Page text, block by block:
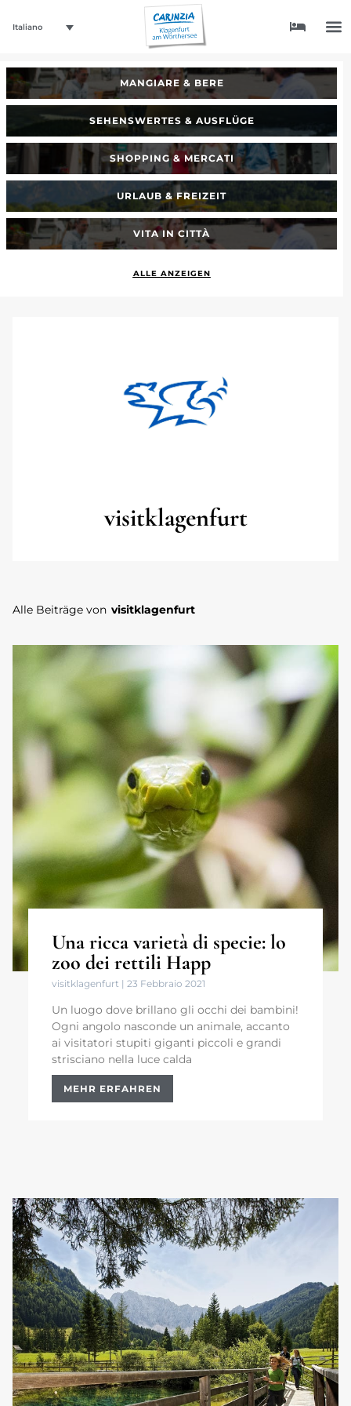
Italiano
visitklagenfurt
Alle Beiträge von visitklagenfurt
Una ricca varietà di specie: lo
zoo dei rettili Happ
visitklagenfurt 23 Febbraio 2021
Un luogo dove brillano gli occhi dei bambini!
Ogni angolo nasconde un animale, accanto
ai visitatori stupiti giganti piccoli e grandi
strisciano nella luce calda
MEHR ERFAHREN
MANGIARE & BERE
SEHENSWERTES & AUSFLÜGE
SHOPPING & MERCATI
URLAUB & FREIZEIT
VITA IN CITTÀ
ALLE ANZEIGEN